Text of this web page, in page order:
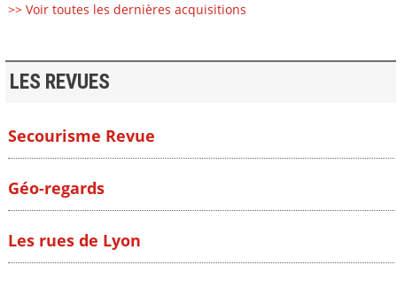
>> Voir toutes les dernières acquisitions
LES REVUES
Secourisme Revue
Géo-regards
Les rues de Lyon